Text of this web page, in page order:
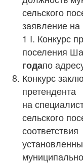
сельского
заявление
1 I. Конкурс
поселения
годапо
Конкурс
претендента
на
сельского
соответствия